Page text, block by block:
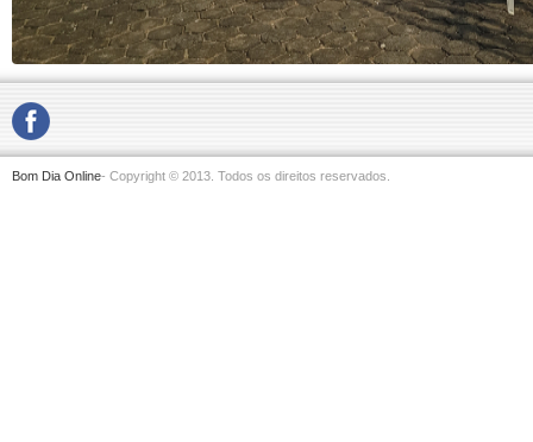
Bom Dia Online- Copyright © 2013. Todos os direitos reservados.